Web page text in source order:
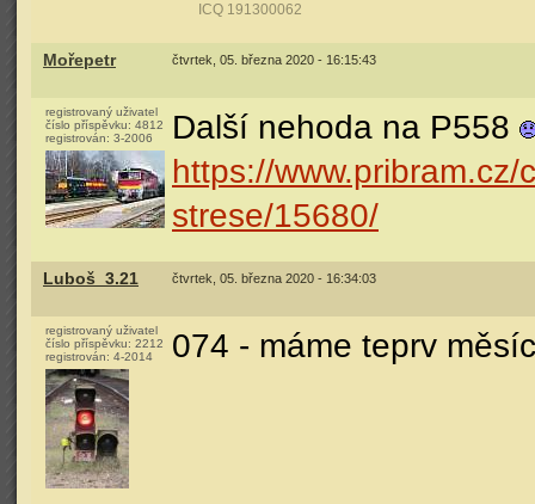
ICQ 191300062
Mořepetr čtvrtek, 05. března 2020 - 16:15:43
registrovaný uživatel
číslo příspěvku: 4812
registrován: 3-2006
Další nehoda na P558
https://
strese/15680/
Luboš_3.21 čtvrtek, 05. března 2020 - 16:34:03
registrovaný uživatel
číslo příspěvku: 2212
registrován: 4-2014 074 - máme teprv